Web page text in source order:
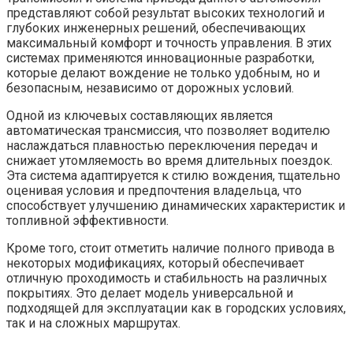
представляют собой результат высоких технологий и
глубоких инженерных решений, обеспечивающих
максимальный комфорт и точность управления. В этих
системах применяются инновационные разработки,
которые делают вождение не только удобным, но и
безопасным, независимо от дорожных условий.
Одной из ключевых составляющих является
автоматическая трансмиссия, что позволяет водителю
наслаждаться плавностью переключения передач и
снижает утомляемость во время длительных поездок.
Эта система адаптируется к стилю вождения, тщательно
оценивая условия и предпочтения владельца, что
способствует улучшению динамических характеристик и
топливной эффективности.
Кроме того, стоит отметить наличие полного привода в
некоторых модификациях, который обеспечивает
отличную проходимость и стабильность на различных
покрытиях. Это делает модель универсальной и
подходящей для эксплуатации как в городских условиях,
так и на сложных маршрутах.